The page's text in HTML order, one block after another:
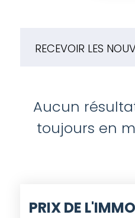
RECEVOIR LES
Aucun
toujours en
PRIX DE